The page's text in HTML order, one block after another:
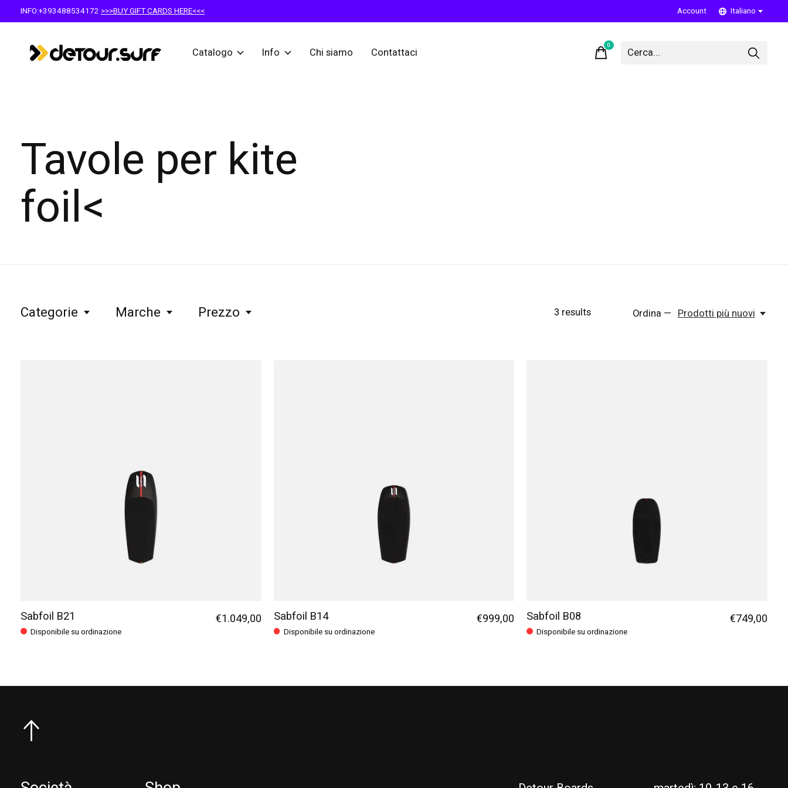
INFO:+393488534172 >>>BUY GIFT CARDS HERE<<< Account Italiano
Catalogo Info Chi siamo Contattaci
0items
Tavole per kite
foil<
Categorie Marche Prezzo 3 results Ordina — Prodotti più nuovi
Sabfoil B21
Disponibile su ordinazione
€1.049,00 Sabfoil B14
Disponibile su ordinazione
€999,00 Sabfoil B08
Disponibile su ordinazione
€749,00